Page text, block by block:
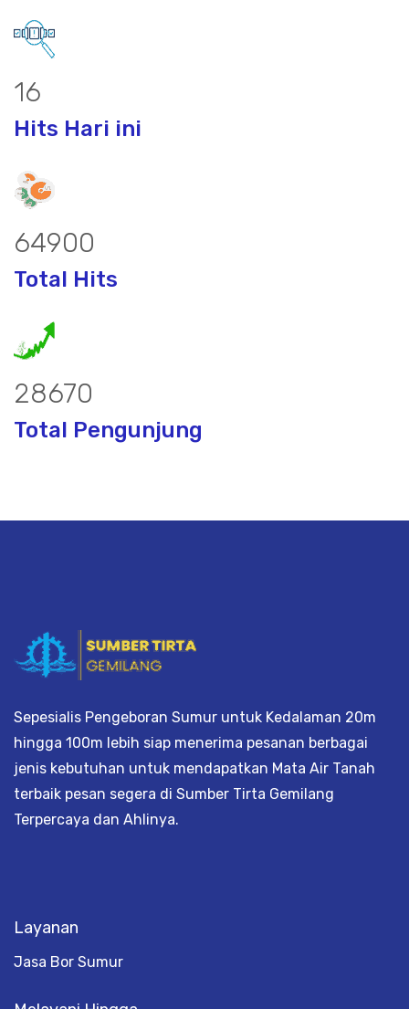
21
Hits Hari ini
85828
Total Hits
37915
Total Pengunjung
Sepesialis Pengeboran Sumur untuk Kedalaman 20m
hingga 100m lebih siap menerima pesanan berbagai
jenis kebutuhan untuk mendapatkan Mata Air Tanah
terbaik pesan segera di Sumber Tirta Gemilang
Terpercaya dan Ahlinya.
Layanan
Jasa Bor Sumur